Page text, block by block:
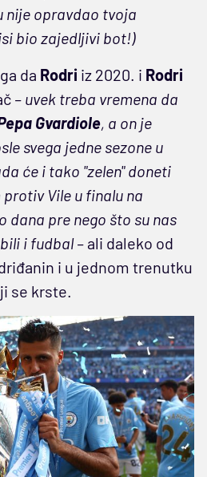
nije opravdao tvoja
bio zajedljivi bot!)
da Rodri iz 2020. i Rodri
– uvek treba vremena da
Gvardiole, a on je
svega jedne sezone u
će i tako "zelen" doneti
Vile u finalu na
dana pre nego što su nas
i fudbal – ali daleko od
i u jednom trenutku
se krste.